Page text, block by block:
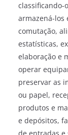
classificando-
armazená-los
comutação,
estatísticas,
elaboração e
operar
preservar as
ou papel,
produtos e
e depósitos,